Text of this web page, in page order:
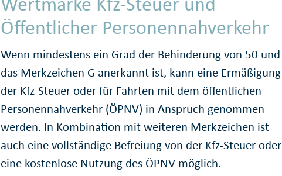
Öffentlicher Personennahverkehr
Wenn mindestens ein Grad der Behinderung von 50 und
das Merkzeichen G anerkannt ist, kann eine Ermäßigung
der Kfz-Steuer oder für Fahrten mit dem öffentlichen
Personennahverkehr (ÖPNV) in Anspruch genommen
werden. In Kombination mit weiteren Merkzeichen ist
auch eine vollständige Befreiung von der Kfz-Steuer oder
eine kostenlose Nutzung des ÖPNV möglich.